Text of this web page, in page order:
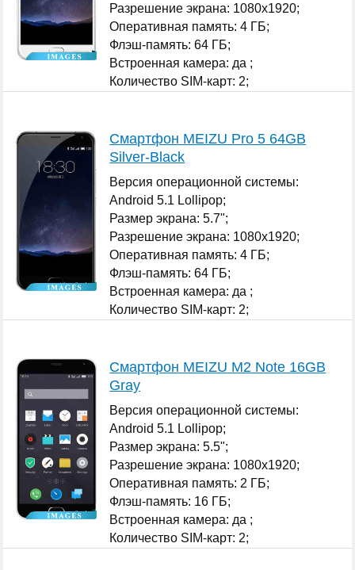
Разрешение экрана: 1080x1920;
Оперативная память: 4 ГБ;
Флэш-память: 64 ГБ;
Встроенная камера: да ;
Количество SIM-карт: 2;
Смартфон MEIZU Pro 5 64GB
Silver-Black
Версия операционной системы:
Android 5.1 Lollipop;
Размер экрана: 5.7";
Разрешение экрана: 1080x1920;
Оперативная память: 4 ГБ;
Флэш-память: 64 ГБ;
Встроенная камера: да ;
Количество SIM-карт: 2;
Смартфон MEIZU M2 Note 16GB
Gray
Версия операционной системы:
Android 5.1 Lollipop;
Размер экрана: 5.5";
Разрешение экрана: 1080x1920;
Оперативная память: 2 ГБ;
Флэш-память: 16 ГБ;
Встроенная камера: да ;
Количество SIM-карт: 2;